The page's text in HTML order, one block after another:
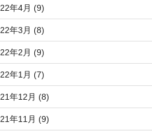
年4月 (9)
年3月 (8)
年2月 (9)
年1月 (7)
年12月 (8)
年11月 (9)